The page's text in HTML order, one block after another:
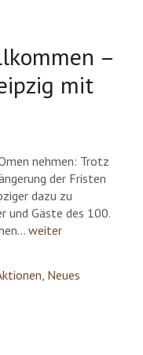
–
mit
nehmen: Trotz
der Fristen
dazu zu
und Gäste des 100.
weiter
, Neues